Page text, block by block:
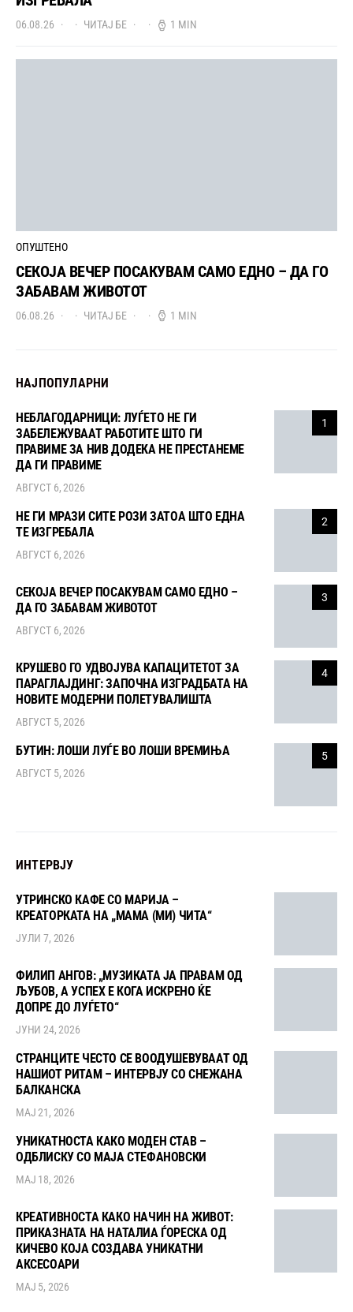
06.08.26 ЧИТАЈ БЕ 1 MIN
ОПУШТЕНО
СЕКОЈА ВЕЧЕР ПОСАКУВАМ САМО ЕДНО – ДА ГО
ЗАБАВАМ ЖИВОТОТ
06.08.26 ЧИТАЈ БЕ 1 MIN
НАЈПОПУЛАРНИ
1
НЕБЛАГОДАРНИЦИ: ЛУЃЕТО НЕ ГИ
ЗАБЕЛЕЖУВААТ РАБОТИТЕ ШТО ГИ
ПРАВИМЕ ЗА НИВ ДОДЕКА НЕ ПРЕСТАНЕМЕ
ДА ГИ ПРАВИМЕ
АВГУСТ 6, 2026
2
НЕ ГИ МРАЗИ СИТЕ РОЗИ ЗАТОА ШТО ЕДНА
ТЕ ИЗГРЕБАЛА
АВГУСТ 6, 2026
3
СЕКОЈА ВЕЧЕР ПОСАКУВАМ САМО ЕДНО –
ДА ГО ЗАБАВАМ ЖИВОТОТ
АВГУСТ 6, 2026
4
КРУШЕВО ГО УДВОЈУВА КАПАЦИТЕТОТ ЗА
ПАРАГЛАЈДИНГ: ЗАПОЧНА ИЗГРАДБАТА НА
НОВИТЕ МОДЕРНИ ПОЛЕТУВАЛИШТА
АВГУСТ 5, 2026
5
БУТИН: ЛОШИ ЛУЃЕ ВО ЛОШИ ВРЕМИЊА
АВГУСТ 5, 2026
ИНТЕРВЈУ
УТРИНСКО КАФЕ СО МАРИЈА –
КРЕАТОРКАТА НА „МАМА (МИ) ЧИТА“
ЈУЛИ 7, 2026
ФИЛИП АНГОВ: „МУЗИКАТА ЈА ПРАВАМ ОД
ЉУБОВ, А УСПЕХ Е КОГА ИСКРЕНО ЌЕ
ДОПРЕ ДО ЛУЃЕТО“
ЈУНИ 24, 2026
СТРАНЦИТЕ ЧЕСТО СЕ ВООДУШЕВУВААТ ОД
НАШИОТ РИТАМ – ИНТЕРВЈУ СО СНЕЖАНА
БАЛКАНСКА
МАЈ 21, 2026
УНИКАТНОСТА КАКО МОДЕН СТАВ –
ОДБЛИСКУ СО МАЈА СТЕФАНОВСКИ
МАЈ 18, 2026
КРЕАТИВНОСТА КАКО НАЧИН НА ЖИВОТ:
ПРИКАЗНАТА НА НАТАЛИА ЃОРЕСКА ОД
КИЧЕВО КОЈА СОЗДАВА УНИКАТНИ
АКСЕСОАРИ
МАЈ 5, 2026